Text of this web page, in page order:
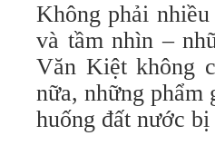
Không phải
và tầm nhìn –
Văn Kiệt không
nữa, những
huống đất nước